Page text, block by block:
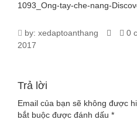
1093_Ong-tay-che-nang-
1093_ONG-
CHE-
NANG-
by: xedaptoanthang 0
2017
Trả lời
Email của bạn sẽ không được
bắt buộc được đánh dấu *